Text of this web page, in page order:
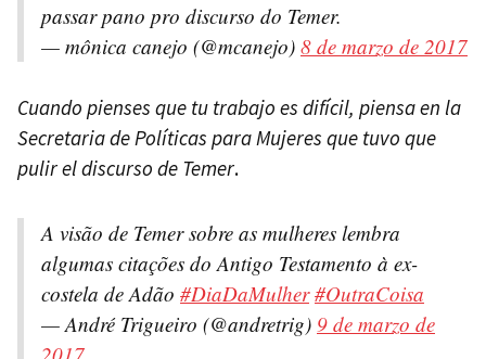
passar pano pro discurso do Temer.
— mônica canejo (@mcanejo) 8 de marzo de 2017
Cuando pienses que tu trabajo es difícil, piensa en la
Secretaria de Políticas para Mujeres que tuvo que
pulir el discurso de Temer.
A visão de Temer sobre as mulheres lembra
algumas citações do Antigo Testamento à ex-
costela de Adão #DiaDaMulher #OutraCoisa
— André Trigueiro (@andretrig) 9 de marzo de